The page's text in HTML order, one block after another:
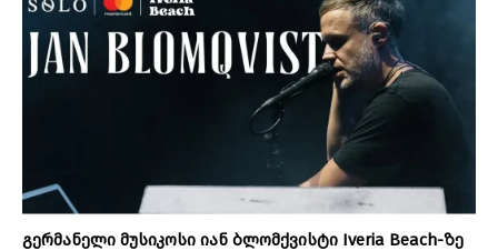
გერმანელი მუსიკოსი იან ბლომქვისტი Iveria Beach-ზე